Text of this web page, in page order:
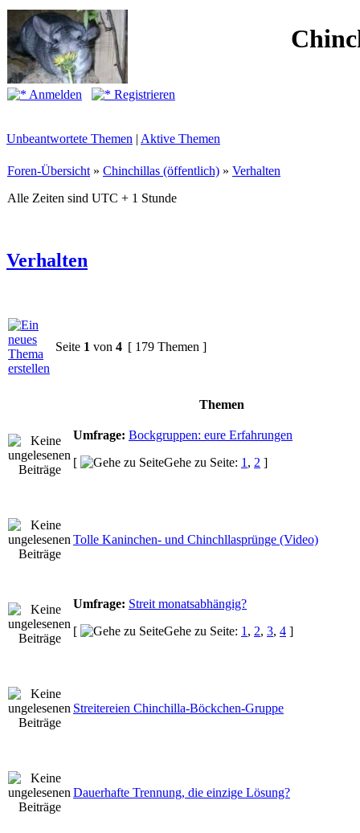
Anmelden
Registrieren
Unbeantwortete Themen | Aktive Themen
Foren-Übersicht » Chinchillas (öffentlich) » Verhalten
Alle Zeiten sind UTC + 1 Stunde
Verhalten
Seite 1 von 4 [ 179 Themen ]
Themen
Umfrage: Bockgruppen: eure Erfahrungen
[
Gehe zu Seite: 1 , 2 ]
Tolle Kaninchen- und Chinchllasprünge (Video)
Umfrage: Streit monatsabhängig?
[
Gehe zu Seite: 1 , 2, 3, 4 ]
Streitereien Chinchilla-Böckchen-Gruppe
Dauerhafte Trennung, die einzige Lösung?